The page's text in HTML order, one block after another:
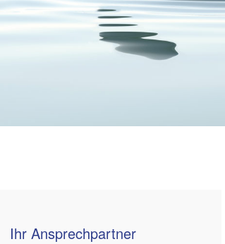
Ihr Ansprechpartner